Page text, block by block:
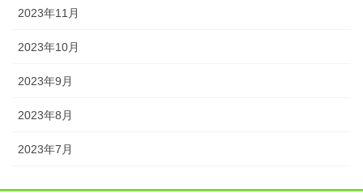
2023年11月
2023年10月
2023年9月
2023年8月
2023年7月